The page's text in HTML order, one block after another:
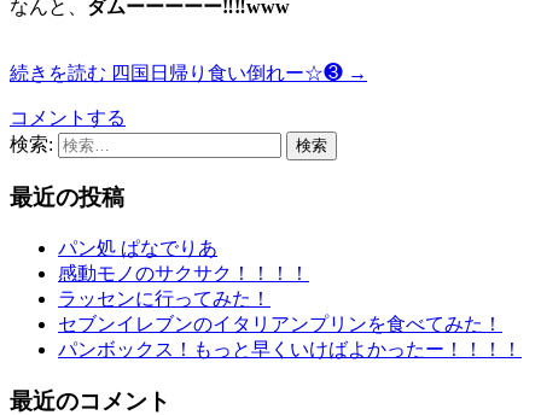
なんと、 ダムーーーーー‼︎‼︎www
続きを読む 四国日帰り食い倒れー☆❸ →
コメントする
検索:
最近の投稿
パン処 ぱなでりあ
感動モノのサクサク！！！！
ラッセンに行ってみた！
セブンイレブンのイタリアンプリンを食べてみた！
パンボックス！もっと早くいけばよかったー！！！！
最近のコメント